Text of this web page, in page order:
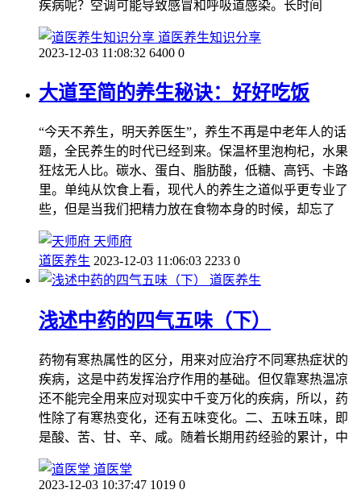
疾病呢？空调可能导致感冒和呼吸道感染。长时间
道医养生知识分享
2023-12-03 11:08:32 6400 0
大道至简的养生秘诀：好好吃饭
“今天不养生，明天养医生”，养生不再是中老年人的话
题，全民养生的时代已经到来。保温杯里泡枸杞，水果
狂炫无人比。碳水、蛋白、脂肪酸，低糖、高钙、卡路
里。单纯从饮食上看，现代人的养生之道似乎更专业了
些，但是当我们把精力放在食物本身的时候，却忘了
天师府
道医养生 2023-12-03 11:06:03 2233 0
道医养生
浅述中药的四气五味（下）
药物有寒热属性的区分，用来对应治疗不同寒热症状的
疾病，这是中药发挥治疗作用的基础。但仅靠寒热温凉
还不能完全用来应对现实中千变万化的疾病，所以，药
性除了有寒热变化，还有五味变化。二、五味五味，即
是酸、苦、甘、辛、咸。随着长期用药经验的累计，中
道医堂
2023-12-03 10:37:47 1019 0